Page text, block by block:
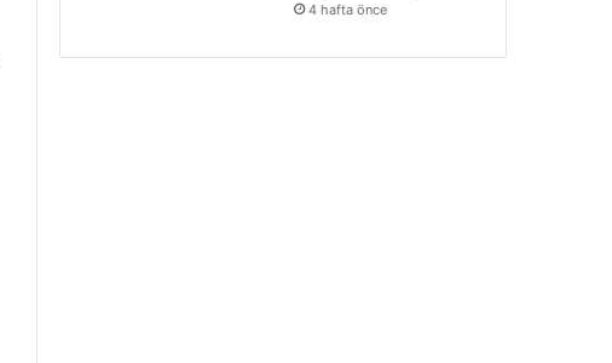
4 hafta önce